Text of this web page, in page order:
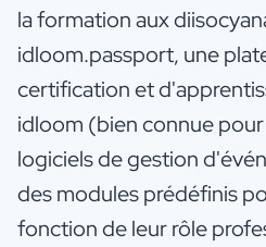
la formation aux
idloom.passport, une
certification et
idloom (bien connue
logiciels de gestion
des modules prédéfinis
fonction de leur rôle